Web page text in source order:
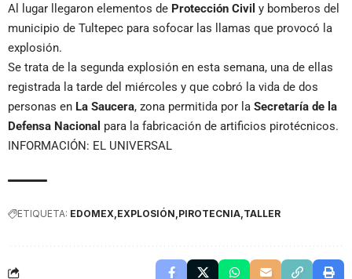
Al lugar llegaron elementos de Protección Civil y bomberos del
municipio de Tultepec para sofocar las llamas que provocó la
explosión.
Se trata de la segunda explosión en esta semana, una de ellas
registrada la tarde del miércoles y que cobró la vida de dos
personas en La Saucera, zona permitida por la Secretaría de la
Defensa Nacional para la fabricación de artificios pirotécnicos.
INFORMACIÓN: EL UNIVERSAL
ETIQUETA: EDOMEX EXPLOSIÓN PIROTECNIA TALLER